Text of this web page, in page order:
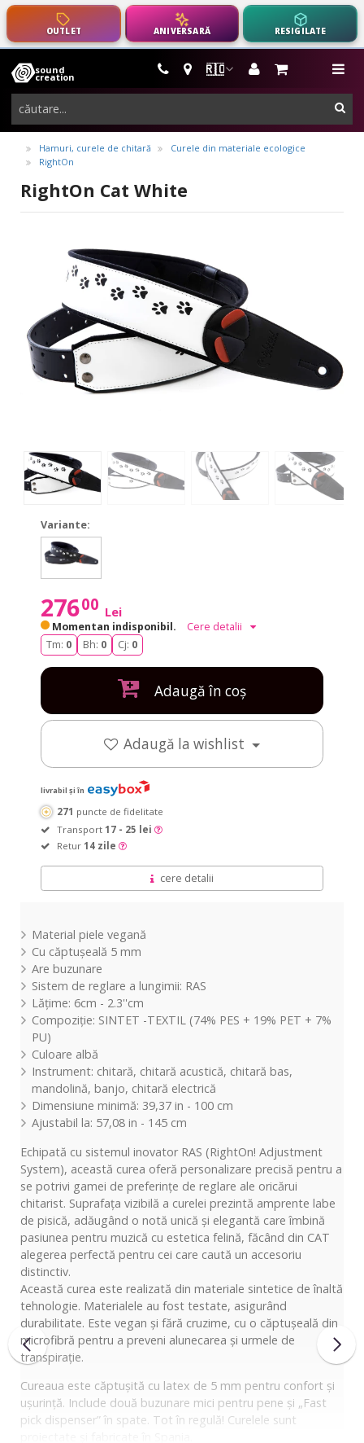
OUTLET ANIVERSARĂ RESIGILATE
🇷🇴
sound
creation
instrumente
muzicale,
echipamente
pro-
audio
Hamuri, curele de chitară
Curele din materiale ecologice
RightOn
RightOn Cat White
Variante:
Cat
Black
Cat
Black
27600 Lei
Momentan indisponibil.
Cere detalii
Tm: 0 Bh: 0 Cj: 0
Adaugă în coș
Adaugă la wishlist
livrabil și în
271 puncte de fidelitate
Transport 17 - 25 lei
Retur 14 zile
cere detalii
Material piele vegană
Cu căptușeală 5 mm
Are buzunare
Sistem de reglare a lungimii: RAS
Lățime: 6cm - 2.3''cm
Compoziție: SINTET -TEXTIL (74% PES + 19% PET + 7%
PU)
Culoare albă
Instrument: chitară, chitară acustică, chitară bas,
mandolină, banjo, chitară electrică
Dimensiune minimă: 39,37 in - 100 cm
Ajustabil la: 57,08 in - 145 cm
Echipată cu sistemul inovator RAS (RightOn! Adjustment
System), această curea oferă personalizare precisă pentru a
se potrivi gamei de preferințe de reglare ale oricărui
chitarist. Suprafața vizibilă a curelei prezintă amprente labe
de pisică, adăugând o notă unică și elegantă care îmbină
pasiunea pentru muzică cu estetica felină, făcând din CAT
alegerea perfectă pentru cei care caută un accesoriu
distinctiv.
Această curea este realizată din materiale sintetice de înaltă
tehnologie. Materialele au fost testate, asigurând
durabilitate. Este vegan și fără cruzime, cu o căptușeală din
microfibră pentru a preveni alunecarea și urmele de
transpirație.
Cureaua este căptușită cu latex de 5 mm pentru confort și
ușurință. Include două buzunare mici pentru pene și „Fast
pick dispenser” în spate. Tot în regulă! Curelele sunt